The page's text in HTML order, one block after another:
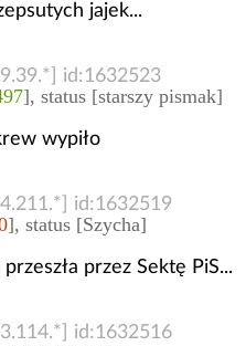
jajek...
id:1632523
], status [starszy pismak]
wypiło
id:1632519
], status [Szycha]
przez Sektę PiS...
id:1632516